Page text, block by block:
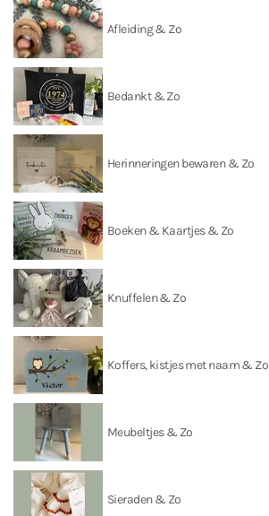
Afleiding & Zo
Bedankt & Zo
Herinneringen bewaren & Zo
Boeken & Kaartjes & Zo
Knuffelen & Zo
Koffers, kistjes met naam & Zo
Meubeltjes & Zo
Sieraden & Zo